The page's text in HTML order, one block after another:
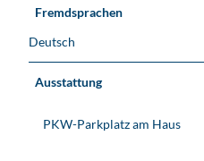
Fremdsprachen
Deutsch
Ausstattung
PKW-Parkplatz am Haus